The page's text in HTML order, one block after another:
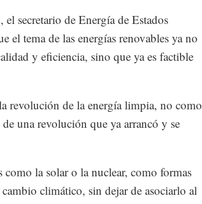
secretario de Energía de Estados
el tema de las energías renovables ya no
y eficiencia, sino que ya es factible
revolución de la energía limpia, no como
una revolución que ya arrancó y se
la solar o la nuclear, como formas
climático, sin dejar de asociarlo al